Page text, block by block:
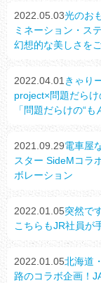
2022.05.03光のお
ミネーション・ス
幻想的な美しさを
2022.04.01 きゃり
project×問題だらけ
「問題だらけの“
2021.09.29電車屋
スター SideMコラ
ボレーション
2022.01.05突然で
こちらもJR社員が
2022.01.05北海道
路のコラボ企画！